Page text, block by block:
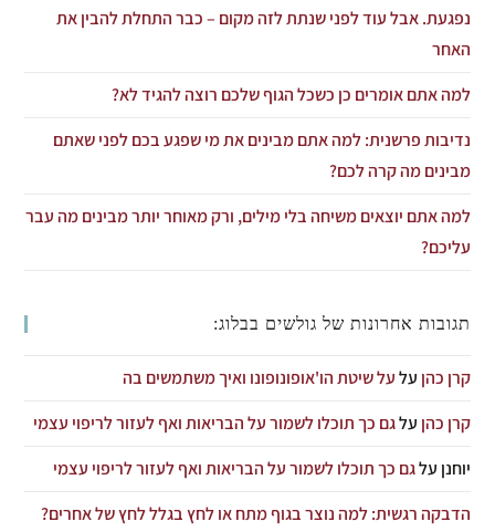
נפגעת. אבל עוד לפני שנתת לזה מקום – כבר התחלת להבין את
האחר
למה אתם אומרים כן כשכל הגוף שלכם רוצה להגיד לא?
נדיבות פרשנית: למה אתם מבינים את מי שפגע בכם לפני שאתם
מבינים מה קרה לכם?
למה אתם יוצאים משיחה בלי מילים, ורק מאוחר יותר מבינים מה עבר
עליכם?
תגובות אחרונות של גולשים בבלוג:
קרן כהן עלעל שיטת הו'אופונופונו ואיך משתמשים בה
קרן כהן עלגם כך תוכלו לשמור על הבריאות ואף לעזור לריפוי עצמי
יוחנן עלגם כך תוכלו לשמור על הבריאות ואף לעזור לריפוי עצמי
הדבקה רגשית: למה נוצר בגוף מתח או לחץ בגלל לחץ של אחרים?